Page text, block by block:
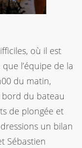
où il est
l’équipe de la
du matin,
du bateau
de plongée et
un bilan
Sébastien